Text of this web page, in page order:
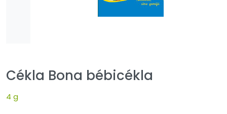
Cékla Bona bébicékla
4 g